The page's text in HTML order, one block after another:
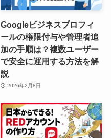
Googleビジネスプロフィ
ールの権限付与や管理者追
加の手順は？複数ユーザー
で安全に運用する方法を解
説
2026年2月8日